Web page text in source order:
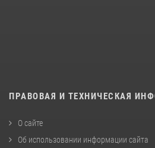
ПРАВОВАЯ И ТЕХНИЧЕСКАЯ
О сайте
Об использовании информации сайта